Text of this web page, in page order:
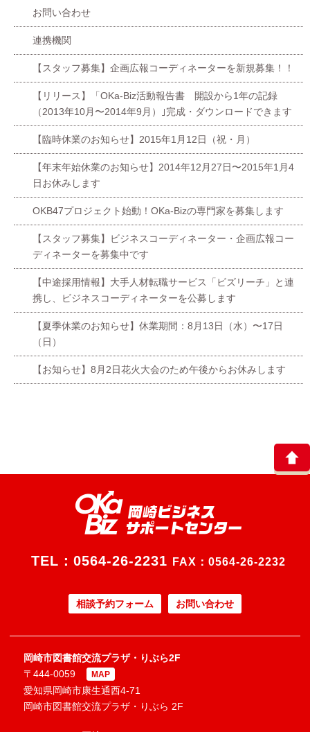
お問い合わせ
連携機関
【スタッフ募集】企画広報コーディネーターを新規募集！！
【リリース】「OKa-Biz活動報告書 開設から1年の記録
（2013年10月〜2014年9月）｣完成・ダウンロードできます
【臨時休業のお知らせ】2015年1月12日（祝・月）
【年末年始休業のお知らせ】2014年12月27日〜2015年1月4
日お休みします
OKB47プロジェクト始動！OKa-Bizの専門家を募集します
【スタッフ募集】ビジネスコーディネーター・企画広報コー
ディネーターを募集中です
【中途採用情報】大手人材転職サービス「ビズリーチ」と連
携し、ビジネスコーディネーターを公募します
【夏季休業のお知らせ】休業期間：8月13日（水）〜17日
（日）
【お知らせ】8月2日花火大会のため午後からお休みします
TEL： 0564-26-2231 FAX：0564-26-2232
相談予約フォーム お問い合わせ
岡崎市図書館交流プラザ・りぶら2F
〒444-0059
MAP
愛知県岡崎市康生通西4-71
岡崎市図書館交流プラザ・りぶら 2F